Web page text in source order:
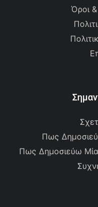
Όροι
Πως
Πως Δημοσιεύω